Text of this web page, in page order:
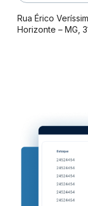
Rua Érico
Horizonte – MG,